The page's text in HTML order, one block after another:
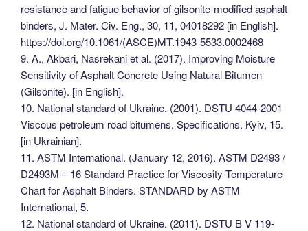
resistance and fatigue behavior of gilsonite-modified asphalt
binders, J. Mater. Civ. Eng., 30, 11, 04018292 [in English].
https://doi.org/10.1061/(ASCE)MT.1943-5533.0002468
9. A., Akbari, Nasrekani et al. (2017). Improving Moisture
Sensitivity of Asphalt Concrete Using Natural Bitumen
(Gilsonite). [in English].
10. National standard of Ukraine. (2001). DSTU 4044-2001
Viscous petroleum road bitumens. Specifications. Kyiv, 15.
[in Ukrainian].
11. ASTM International. (January 12, 2016). ASTM D2493 /
D2493M – 16 Standard Practice for Viscosity-Temperature
Chart for Asphalt Binders. STANDARD by ASTM
International, 5.
12. National standard of Ukraine. (2011). DSTU B V 119-